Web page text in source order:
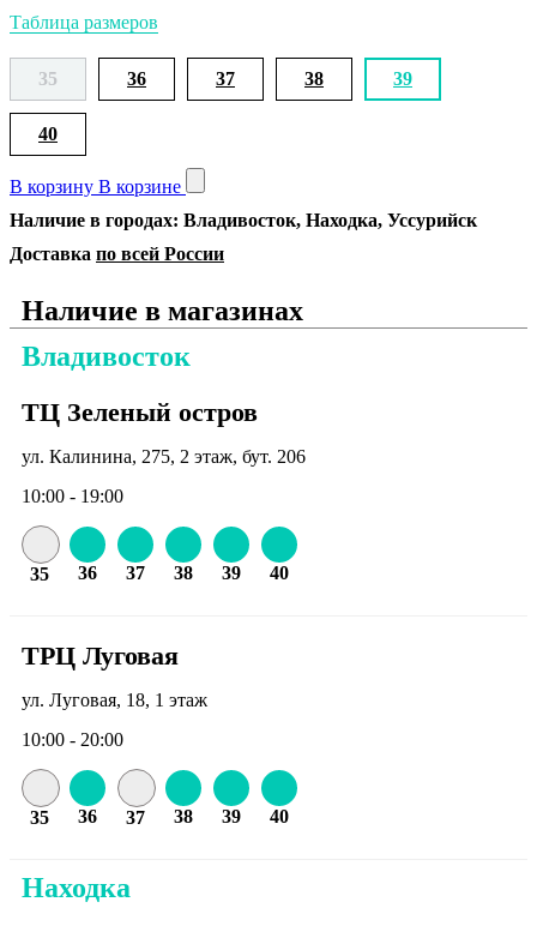
Таблица размеров
35 36 37 38 39
40
В корзину В корзине
Наличие в городах: Владивосток, Находка, Уссурийск
Доставка по всей России
Наличие в магазинах
Владивосток
ТЦ Зеленый остров
ул. Калинина, 275, 2 этаж, бут. 206
10:00 - 19:00
35 36 37 38 39 40
ТРЦ Луговая
ул. Луговая, 18, 1 этаж
10:00 - 20:00
35 36 37 38 39 40
Находка